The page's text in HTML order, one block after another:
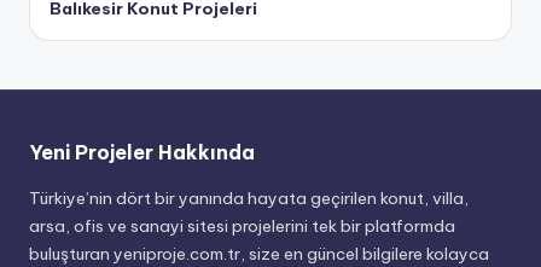
Balıkesir Konut Projeleri
Yeni Projeler Hakkında
Türkiye’nin dört bir yanında hayata geçirilen konut, villa,
arsa, ofis ve sanayi sitesi projelerini tek bir platformda
buluşturan yeniproje.com.tr, size en güncel bilgilere kolayca